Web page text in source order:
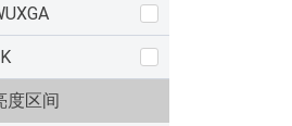
度区间